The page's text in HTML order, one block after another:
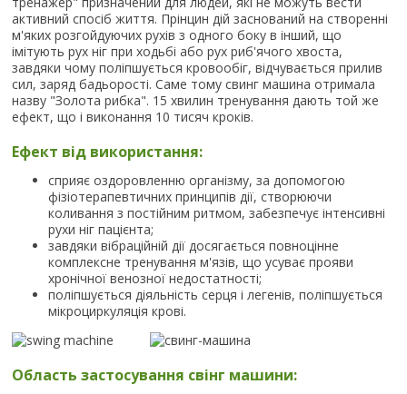
активний спосіб життя. Прінцин дій заснований на створенні
м'яких розгойдуючих рухів з одного боку в інший, що
імітують рух ніг при ходьбі або рух риб'ячого хвоста,
завдяки чому поліпшується кровообіг, відчувається прилив
сил, заряд бадьорості. Саме тому свинг машина отримала
назву "Золота рибка". 15 хвилин тренування дають той же
ефект, що і виконання 10 тисяч кроків.
Ефект від використання:
сприяє оздоровленню організму, за допомогою
фізіотерапевтичних принципів дії, створюючи
коливання з постійним ритмом, забезпечує інтенсивні
рухи ніг пацієнта;
завдяки вібраційній дії досягається повноцінне
комплексне тренування м'язів, що усуває прояви
хронічної венозної недостатності;
поліпшується діяльність серця і легенів, поліпшується
мікроциркуляція крові.
Область застосування свінг машини: